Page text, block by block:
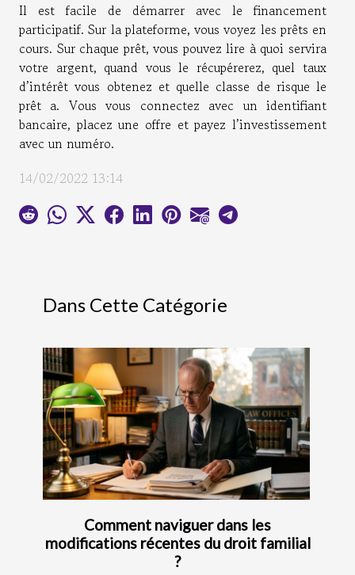
Il est facile de démarrer avec le financement
participatif. Sur la plateforme, vous voyez les prêts en
cours. Sur chaque prêt, vous pouvez lire à quoi servira
votre argent, quand vous le récupérerez, quel taux
d’intérêt vous obtenez et quelle classe de risque le
prêt a. Vous vous connectez avec un identifiant
bancaire, placez une offre et payez l’investissement
avec un numéro.
14/02/2022 13:14
Dans Cette Catégorie
Comment naviguer dans les
modifications récentes du droit familial
?